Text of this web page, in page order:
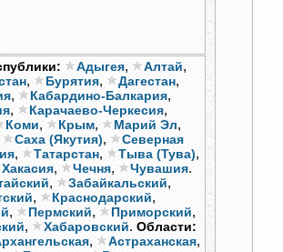
Адыгея, Алтай,
, Бурятия, Дагестан,
, Кабардино-Балкария,
, Карачаево-Черкесия,
Коми, Крым, Марий Эл,
Саха (Якутия),
Северная
, Татарстан, Тыва (Тува),
Хакасия, Чечня, Чувашия.
, Забайкальский,
, Краснодарский,
, Пермский, Приморский,
, Хабаровский. Области:
, Астраханская,